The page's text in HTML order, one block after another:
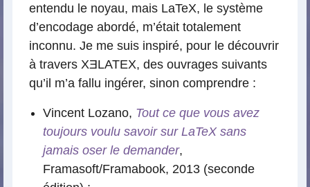
entendu le noyau, mais LaTeX, le système
d’encodage abordé, m’était totalement
inconnu. Je me suis inspiré, pour le découvrir
à travers XƎLATEX, des ouvrages suivants
qu’il m’a fallu ingérer, sinon comprendre :
Vincent Lozano, Tout ce que vous avez
toujours voulu savoir sur LaTeX sans
jamais oser le demander,
Framasoft/Framabook, 2013 (seconde